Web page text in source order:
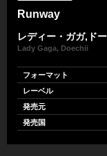
Runway
レディー・ガガ,ド
Lady Gaga, Doechii
フォーマット
レーベル
発売元
発売国